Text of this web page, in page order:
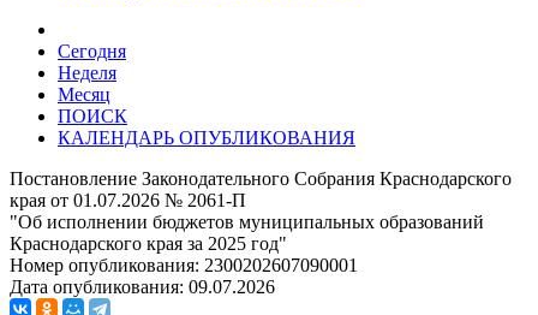
Сегодня
Неделя
Месяц
ПОИСК
КАЛЕНДАРЬ ОПУБЛИКОВАНИЯ
Постановление Законодательного Собрания Краснодарского
края от 01.07.2026 № 2061-П
"Об исполнении бюджетов муниципальных образований
Краснодарского края за 2025 год"
Номер опубликования: 2300202607090001
Дата опубликования: 09.07.2026